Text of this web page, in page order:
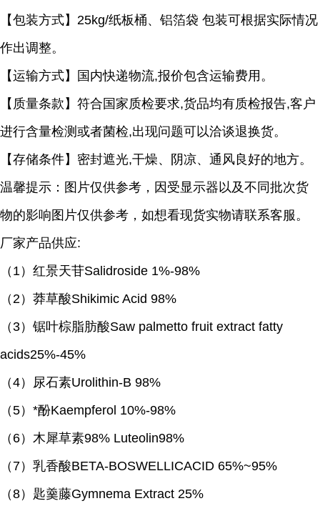
【包装方式】 25kg/纸板桶、铝箔袋 包装可根据实际情况
作出调整。
【运输方式】国内快递物流,报价包含运输费用。
【质量条款】符合国家质检要求,货品均有质检报告,客户
进行含量检测或者菌检,出现问题可以洽谈退换货。
【存储条件】密封遮光,干燥、阴凉、通风良好的地方。
温馨提示：图片仅供参考，因受显示器以及不同批次货
物的影响图片仅供参考，如想看现货实物请联系客服。
厂家产品供应:
（ 1）红景天苷Salidroside 1%-98%
（2）莽草酸Shikimic Acid 98%
（3）锯叶棕脂肪酸Saw palmetto fruit extract fatty
acids25%-45%
（4）尿石素Urolithin-B 98%
（5）*酚Kaempferol 10%-98%
（ 6）木犀草素98% Luteolin98%
（ 7）乳香酸BETA-BOSWELLICACID 65%~95%
（8）匙羹藤Gymnema Extract 25%